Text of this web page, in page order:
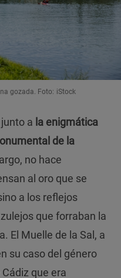
gozada. Foto: iStock
a la enigmática
de la
no hace
al oro que se
a los reflejos
que forraban la
El Muelle de la Sal, a
su caso del género
Cádiz que era